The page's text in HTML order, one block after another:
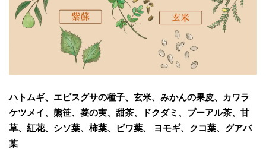
ハトムギ、エビスグサの種子、玄米、みかんの果皮、カワラ
ケツメイ、熊笹、菱の実、甜茶、ドクダミ、プーアル茶、甘
草、紅花、シソ葉、柿葉、ビワ葉、 ヨモギ、クコ葉、グアバ
葉